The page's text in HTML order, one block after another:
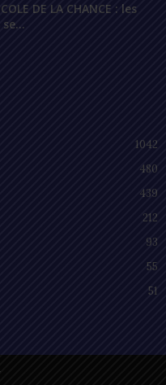
DE LA CHANCE : les
1042
480
439
212
93
55
51